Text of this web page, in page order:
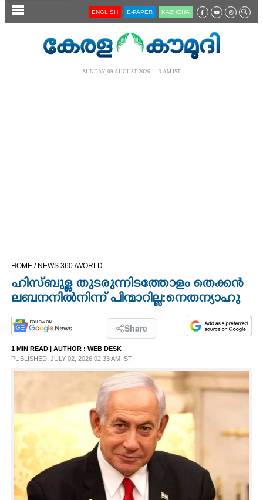
SECTIONS
SPIRITUAL
INFO+
ART
ENGLISH E-PAPER KĀZHCHA
SUNDAY, 09 AUGUST 2026 1.13 AM IST
HOME / NEWS 360 /WORLD
ഹിസ്ബുള്ള തുടരുന്നിടത്തോളം തെക്കൻ
ലബനനിൽനിന്ന് പിന്മാറില്ല:നെതന്യാഹു
Share
1 MIN READ | AUTHOR : WEB DESK
PUBLISHED: JULY 02, 2026 02:33 AM IST